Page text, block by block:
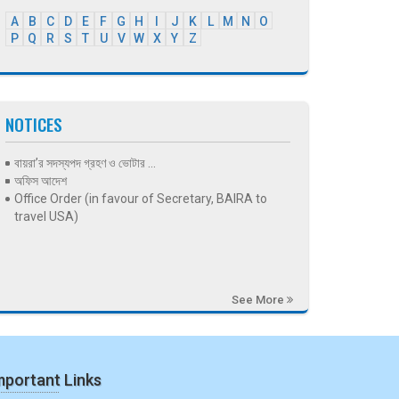
A B C D E F G H J K L M N
O
P
Q R S T U V W X Y Z
NOTICES
বায়রা’র সদস্যপদ গ্রহণ ও ভোটার ...
অফিস আদেশ
Office Order (in favour of Secretary, BAIRA to
travel USA)
See More
Links